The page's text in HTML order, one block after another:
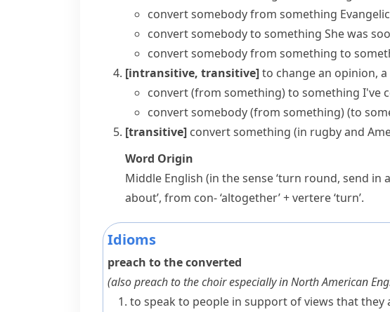
convert somebody from something
convert somebody to something She was
convert somebody from something to
[intransitive, transitive]to change an opinion, a
convert (from something) to something I've
convert somebody (from something) (to
[transitive] convert something (in rugby and
Word Origin
Middle English (in the sense ‘turn round, send in
about’, from con-‘altogether’ +vertere‘turn’.
Idioms
preach to the converted
(alsopreach to the choirespecially in North American
to speak to people in support of views that they